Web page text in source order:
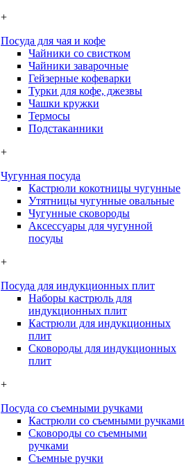
+
Посуда для чая и кофе
Чайники со свистком
Чайники заварочные
Гейзерные кофеварки
Турки для кофе, джезвы
Чашки кружки
Термосы
Подстаканники
+
Чугунная посуда
Кастрюли кокотницы чугунные
Утятницы чугунные овальные
Чугунные сковороды
Аксессуары для чугунной
посуды
+
Посуда для индукционных плит
Наборы кастрюль для
индукционных плит
Кастрюли для индукционных
плит
Сковороды для индукционных
плит
+
Посуда со съемными ручками
Кастрюли со съемными ручками
Сковороды со съемными
ручками
Съемные ручки